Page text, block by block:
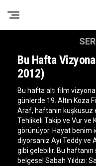
Bu Hafta
2012)
Bu hafta altı film
günlerde 19. Altın Koza
Araf, haftanın kuşkusuz
Tehlikeli Takip ve Vur ve
görünüyor. Hayat benim
diyorsanız Ayı Teddy ve
gibi gelebilir. Bu
belgesel Sabah Yıldızı: